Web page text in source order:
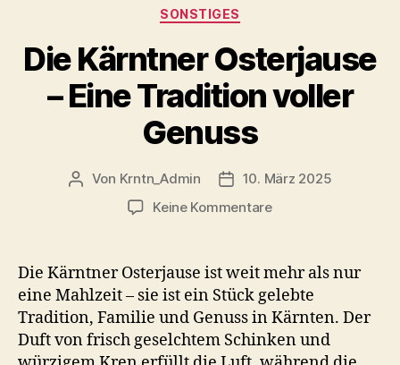
Kategorien
SONSTIGES
Die Kärntner Osterjause
– Eine Tradition voller
Genuss
Beitragsautor
Von Krntn_Admin Veröffentlichungsdatum
10. März 2025
Keine Kommentarezu
Osterjause
–
Eine
Tradition
voller
Die Kärntner Osterjause ist weit mehr als nur
eine Mahlzeit – sie ist ein Stück gelebte
Tradition, Familie und Genuss in Kärnten. Der
Duft von frisch geselchtem Schinken und